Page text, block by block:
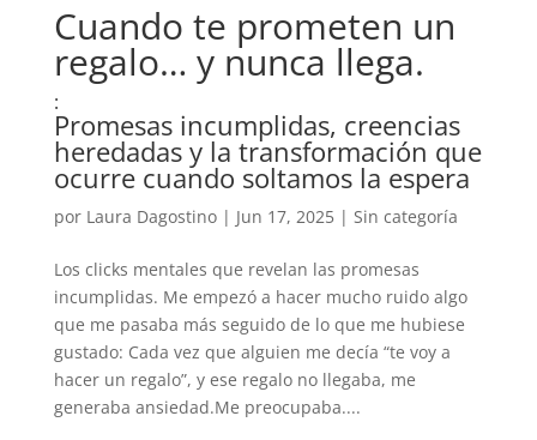
Cuando te prometen un
regalo… y nunca llega.
:
Promesas incumplidas, creencias
heredadas y la transformación que
ocurre cuando soltamos la espera
por Laura Dagostino| Jun 17, 2025| Sin categoría
Los clicks mentales que revelan las promesas
incumplidas. Me empezó a hacer mucho ruido algo
que me pasaba más seguido de lo que me hubiese
gustado: Cada vez que alguien me decía “te voy a
hacer un regalo”, y ese regalo no llegaba, me
generaba ansiedad.Me preocupaba....